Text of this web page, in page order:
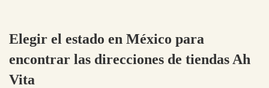
Elegir el estado en México para
encontrar las direcciones de tiendas Ah
Vita